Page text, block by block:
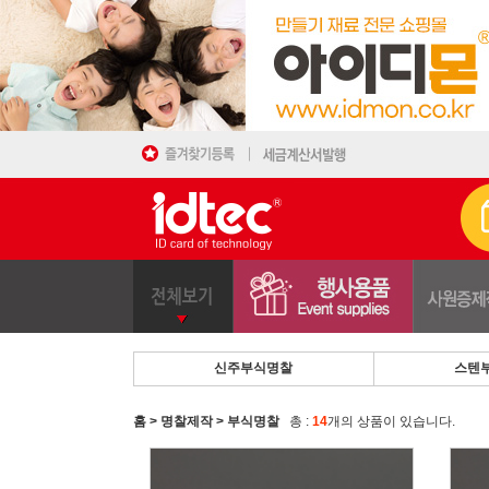
신주부식명찰 스텐
홈 > 명찰제작> 부식명찰 총 : 14개의 상품이 있습니다.